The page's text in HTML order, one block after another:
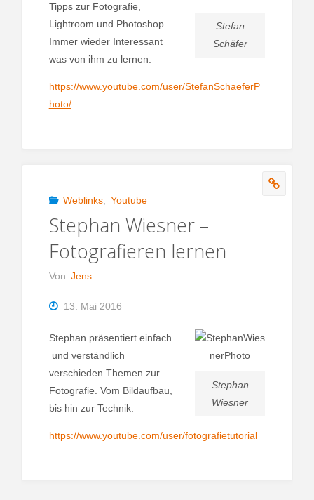
Stefan
Schäfer
Tipps zur Fotografie,
Lightroom und Photoshop.
Immer wieder Interessant
was von ihm zu lernen.
https://www.youtube.com/user/StefanSchaeferP
hoto/
Weblinks, Youtube
Stephan Wiesner –
Fotografieren lernen
Von Jens
13. Mai 2016
Stephan
Wiesner
Stephan präsentiert einfach
und verständlich
verschieden Themen zur
Fotografie. Vom Bildaufbau,
bis hin zur Technik.
https://www.youtube.com/user/fotografietutorial